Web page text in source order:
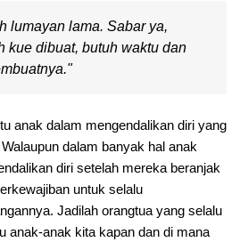
lumayan lama. Sabar ya,
kue dibuat, butuh waktu dan
anak dalam mengendalikan diri yang
dalam banyak hal anak
diri setelah mereka beranjak
untuk selalu
Jadilah orangtua yang selalu
anak-anak kita kapan dan di mana